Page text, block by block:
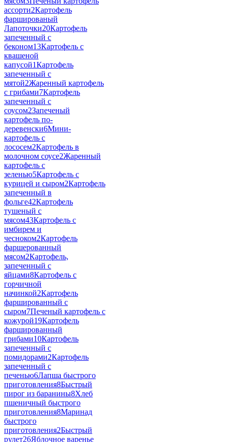
ассорти2Картофель
фаршированый
Лапоточки20Картофель
запеченный с
беконом13Картофель с
квашеной
капусой1Картофель
запеченный с
мятой2Жаренный картофель
с грибами7Картофель
запеченный с
соусом2Запеченый
картофель по-
деревенски6Мини-
картофель с
лососем2Картофель в
молочном соусе2Жаренный
картофель с
зеленью5Картофель с
курицей и сыром2Картофель
запеченный в
фольге42Картофель
тушеный с
мясом43Картофель с
имбирем и
чесноком2Картофель
фаршерованный
мясом2Картофель,
запеченный с
яйцами8Картофель с
горчичной
начинкой2Картофель
фаршированный с
сыром7Печеный картофель с
кожурой19Картофель
фаршированный
грибами10Картофель
запеченный с
помидорами2Картофель
запеченный с
печенью6Лапша быстрого
приготовления8Быстрый
пирог из баранины8Хлеб
пшеничный быстрого
приготовления8Маринад
быстрого
приготовления2Быстрый
рулет26Яблочное варенье